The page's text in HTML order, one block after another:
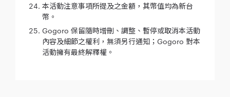
本活動注意事項所提及之金額，其幣值均為新台
幣。
Gogoro 保留隨時增刪、調整、暫停或取消本活動
內容及細節之權利，無須另行通知；Gogoro 對本
活動擁有最終解釋權。